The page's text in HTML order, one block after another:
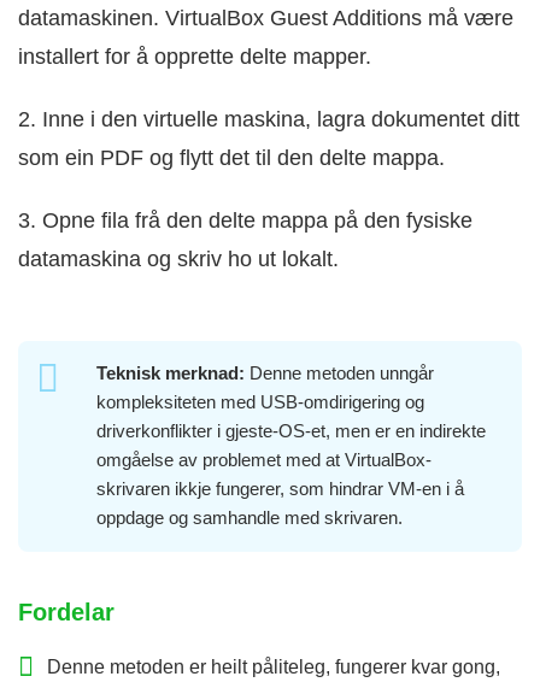
datamaskinen. VirtualBox Guest Additions må være
installert for å opprette delte mapper.
2. Inne i den virtuelle maskina, lagra dokumentet ditt
som ein PDF og flytt det til den delte mappa.
3. Opne fila frå den delte mappa på den fysiske
datamaskina og skriv ho ut lokalt.
Teknisk merknad: Denne metoden unngår
kompleksiteten med USB-omdirigering og
driverkonflikter i gjeste-OS-et, men er en indirekte
omgåelse av problemet med at VirtualBox-
skrivaren ikkje fungerer, som hindrar VM-en i å
oppdage og samhandle med skrivaren.
Fordelar
Denne metoden er heilt påliteleg, fungerer kvar gong,